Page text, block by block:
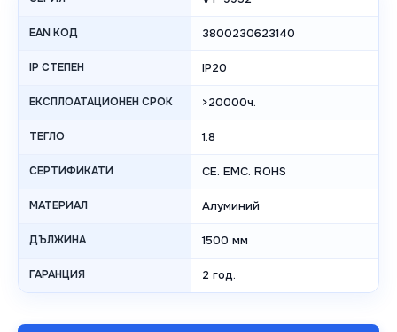
EAN КОД 3800230623140
IP СТЕПЕН IP20
ЕКСПЛОАТАЦИОНЕН СРОК >20000ч.
ТЕГЛО 1.8
СЕРТИФИКАТИ CE. EMC. ROHS
МАТЕРИАЛ Алуминий
ДЪЛЖИНА 1500 мм
ГАРАНЦИЯ 2 год.